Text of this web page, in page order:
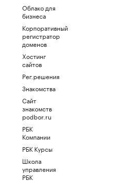
Облако для
бизнеса
Корпоративный
регистратор
доменов
Хостинг
сайтов
Рег.решения
Знакомства
Сайт
знакомств
podbor.ru
РБК
Компании
РБК Курсы
Школа
управления
РБК